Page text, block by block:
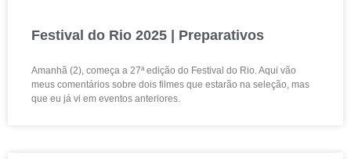
Festival do Rio 2025 | Preparativos
Amanhã (2), começa a 27ª edição do Festival do Rio. Aqui vão
meus comentários sobre dois filmes que estarão na seleção, mas
que eu já vi em eventos anteriores.